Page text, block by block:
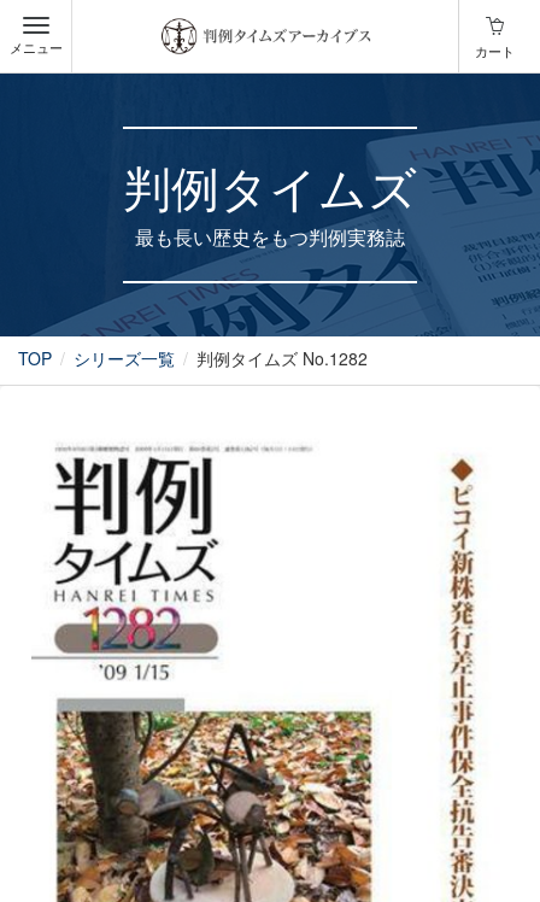
メニュー カート
判例タイムズ
最も長い歴史をもつ判例実務誌
TOP シリーズ一覧 判例タイムズ No.1282